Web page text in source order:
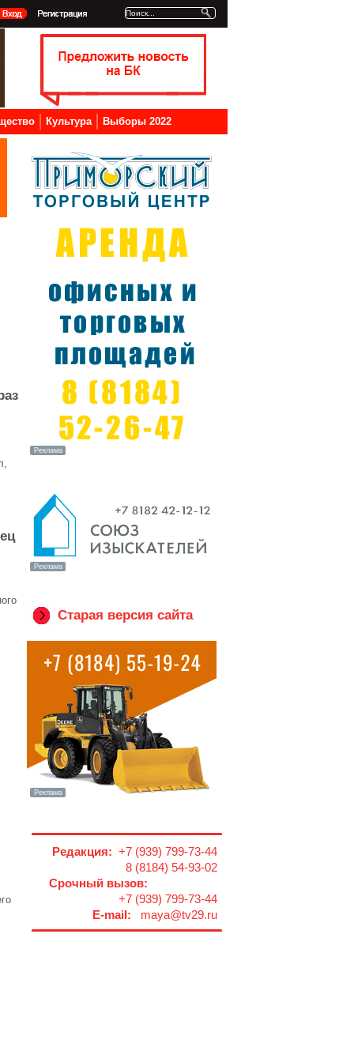
Культура Выборы 2022
Старая версия сайта
Редакция: +7 (939) 799-73-44
8 (8184) 54-93-02
Срочный вызов:
+7 (939) 799-73-44
E-mail: maya@tv29.ru